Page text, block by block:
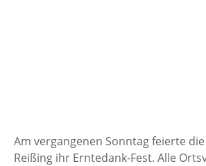
Am vergangenen Sonntag feierte
Reißing ihr Erntedank-Fest. Alle